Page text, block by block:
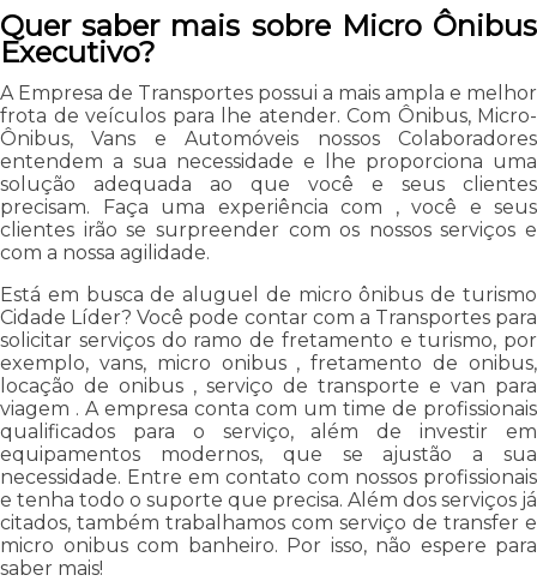
Quer saber mais sobre Micro Ônibus
Executivo?
A Empresa de Transportes possui a mais ampla e melhor
frota de veículos para lhe atender. Com Ônibus, Micro-
Ônibus, Vans e Automóveis nossos Colaboradores
entendem a sua necessidade e lhe proporciona uma
solução adequada ao que você e seus clientes
precisam. Faça uma experiência com , você e seus
clientes irão se surpreender com os nossos serviços e
com a nossa agilidade.
Está em busca de aluguel de micro ônibus de turismo
Cidade Líder? Você pode contar com a Transportes para
solicitar serviços do ramo de fretamento e turismo, por
exemplo, vans, micro onibus , fretamento de onibus,
locação de onibus , serviço de transporte e van para
viagem . A empresa conta com um time de profissionais
qualificados para o serviço, além de investir em
equipamentos modernos, que se ajustão a sua
necessidade. Entre em contato com nossos profissionais
e tenha todo o suporte que precisa. Além dos serviços já
citados, também trabalhamos com serviço de transfer e
micro onibus com banheiro. Por isso, não espere para
saber mais!